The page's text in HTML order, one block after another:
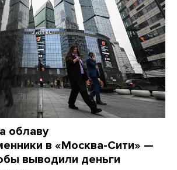
облаву
в «Москва-Сити» —
выводили деньги